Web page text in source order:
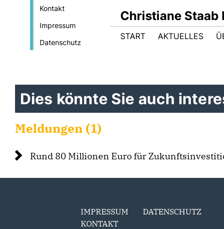
Kontakt
Impressum
Datenschutz
Christiane Staab
START AKTUELLES
Dies könnte Sie auch
Meldungen (1)
Rund 80 Millionen Euro für
IMPRESSUM
DATENSCHUTZ
KONTAKT